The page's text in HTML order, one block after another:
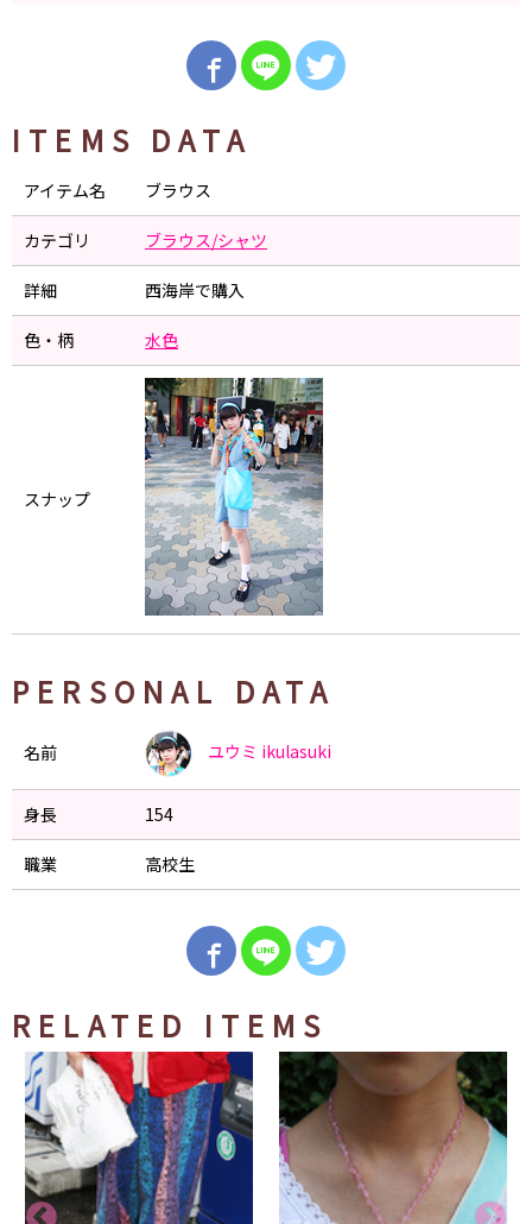
ITEMS DATA
アイテム名 ブラウス
カテゴリ ブラウス/シャツ
詳細 西海岸で購入
色・柄 水色
スナップ
PERSONAL DATA
名前 ユウミ ikulasuki
身長 154
職業 高校生
RELATED ITEMS